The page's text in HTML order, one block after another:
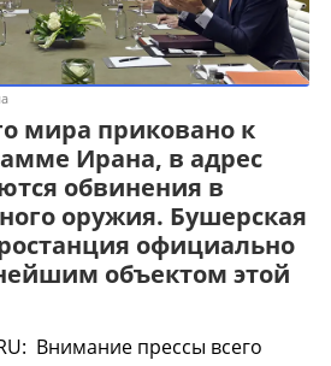
мира приковано к
Ирана, в адрес
обвинения в
оружия. Бушерская
официально
объектом этой
Внимание прессы всего